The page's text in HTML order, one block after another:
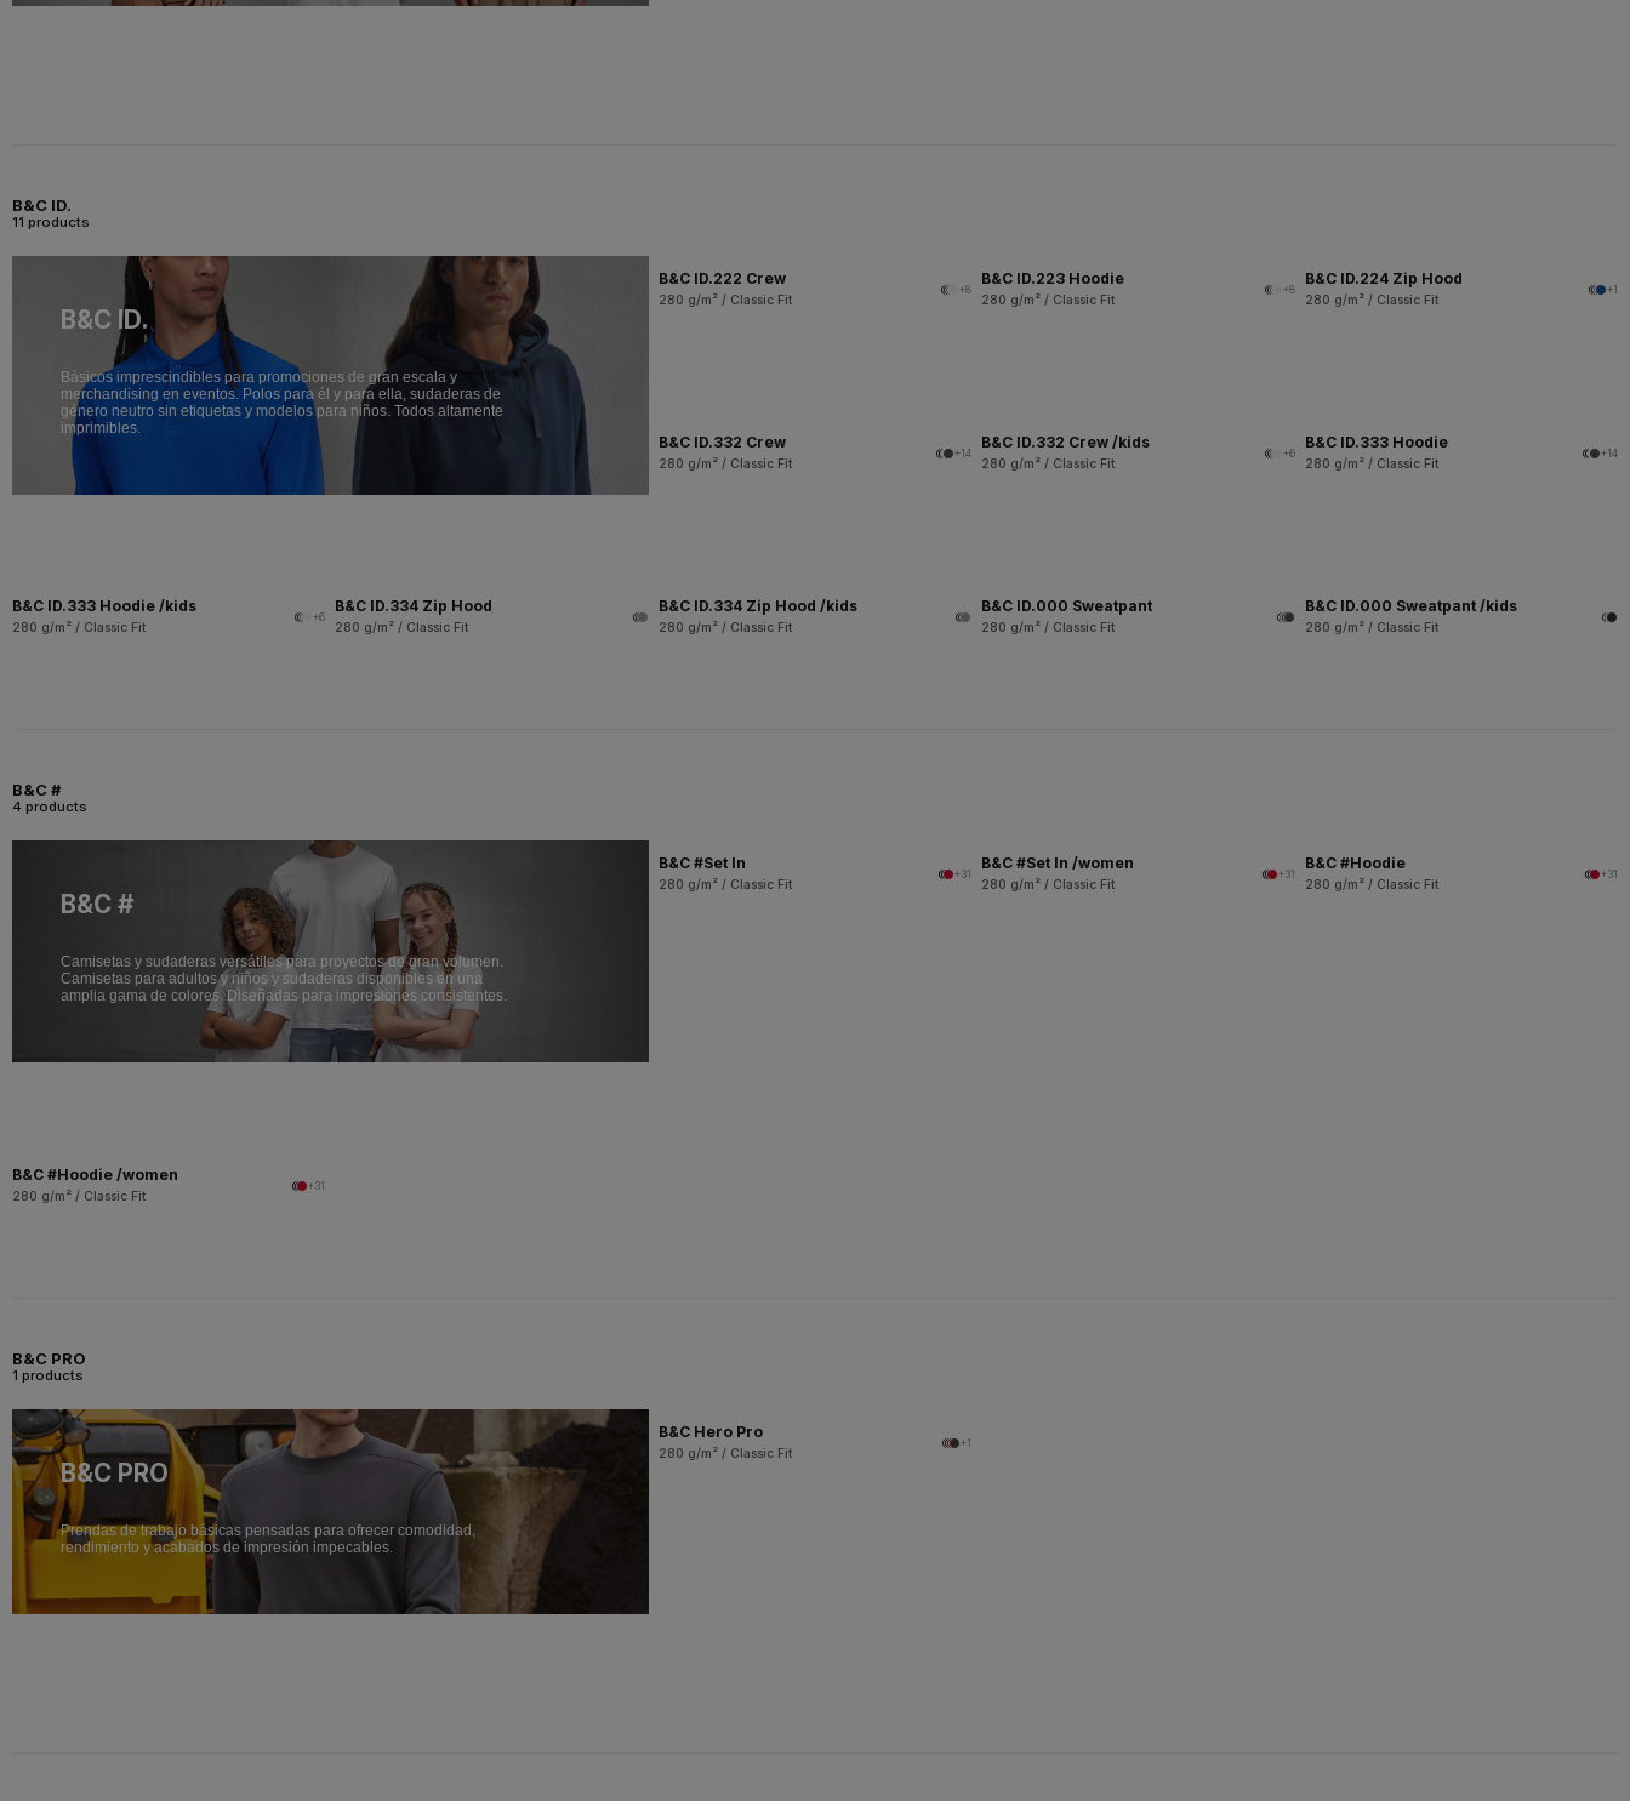
B&C ID.
11 products
B&C ID.
Básicos imprescindibles para promociones de gran escala y
merchandising en eventos. Polos para él y para ella, sudaderas de
género neutro sin etiquetas y modelos para niños. Todos altamente
imprimibles.
B&C ID.222 Crew
280 g/m² / Classic Fit
+8
B&C ID.223 Hoodie
280 g/m² / Classic Fit
+8
B&C ID.224 Zip Hood
280 g/m² / Classic Fit
+1
B&C ID.332 Crew
280 g/m² / Classic Fit
+14
B&C ID.332 Crew /kids
280 g/m² / Classic Fit
+6
B&C ID.333 Hoodie
280 g/m² / Classic Fit
+14
B&C ID.333 Hoodie /kids
280 g/m² / Classic Fit
+6
B&C ID.334 Zip Hood
280 g/m² / Classic Fit
B&C ID.334 Zip Hood /kids
280 g/m² / Classic Fit
B&C ID.000 Sweatpant
280 g/m² / Classic Fit
B&C ID.000 Sweatpant /kids
280 g/m² / Classic Fit
B&C #
4 products
B&C #
Camisetas y sudaderas versátiles para proyectos de gran volumen.
Camisetas para adultos y niños y sudaderas disponibles en una
amplia gama de colores. Diseñadas para impresiones consistentes.
B&C #Set In
280 g/m² / Classic Fit
+31
B&C #Set In /women
280 g/m² / Classic Fit
+31
B&C #Hoodie
280 g/m² / Classic Fit
+31
B&C #Hoodie /women
280 g/m² / Classic Fit
+31
B&C PRO
1 products
B&C PRO
Prendas de trabajo básicas pensadas para ofrecer comodidad,
rendimiento y acabados de impresión impecables.
B&C Hero Pro
280 g/m² / Classic Fit
+1